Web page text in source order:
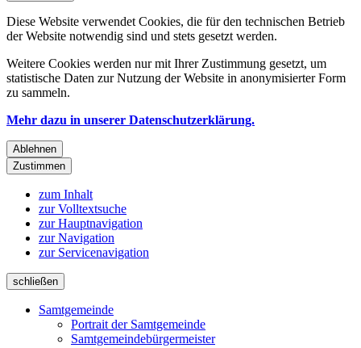
Diese Website verwendet Cookies, die für den technischen Betrieb
der Website notwendig sind und stets gesetzt werden.
Weitere Cookies werden nur mit Ihrer Zustimmung gesetzt, um
statistische Daten zur Nutzung der Website in anonymisierter Form
zu sammeln.
Mehr dazu in unserer Datenschutzerklärung.
Ablehnen
Zustimmen
zum Inhalt
zur Volltextsuche
zur Hauptnavigation
zur Navigation
zur Servicenavigation
schließen
Samtgemeinde
Portrait der Samtgemeinde
Samtgemeindebürgermeister